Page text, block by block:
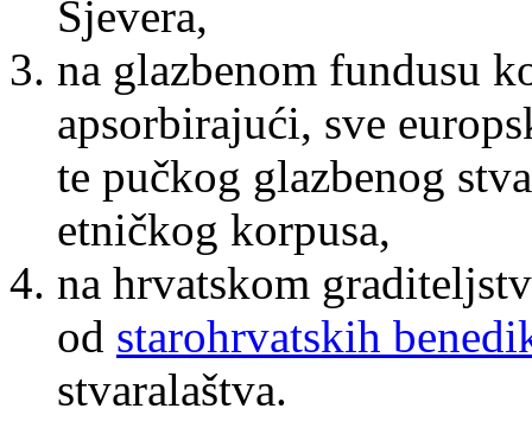
Sjevera,
na glazbenom fundusu
apsorbirajući, sve
te pučkog glazbenog
etničkog korpusa,
na hrvatskom
od starohrvatskih
stvaralaštva.